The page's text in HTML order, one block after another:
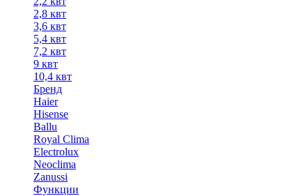
2,8 квт
3,6 квт
5,4 квт
7,2 квт
9 квт
10,4 квт
Бренд
Haier
Hisense
Ballu
Royal Clima
Electrolux
Neoclima
Zanussi
Функции